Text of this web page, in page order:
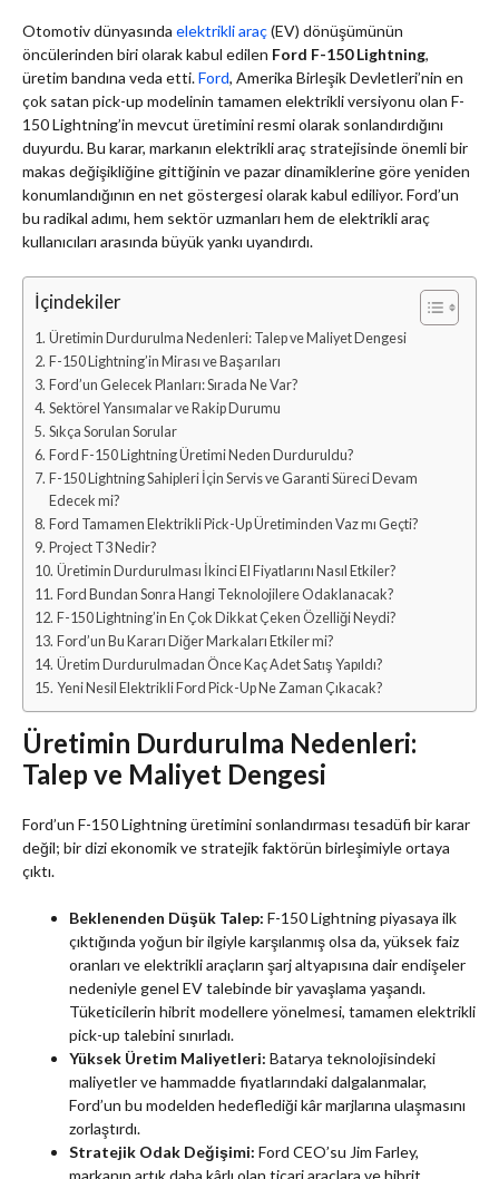
Otomotiv dünyasında elektrikli araç(EV) dönüşümünün
öncülerinden biri olarak kabul edilen Ford F-150 Lightning,
üretim bandına veda etti.Ford, Amerika Birleşik Devletleri’nin en
çok satan pick-up modelinin tamamen elektrikli versiyonu olan F-
150 Lightning’in mevcut üretimini resmi olarak sonlandırdığını
duyurdu. Bu karar, markanın elektrikli araç stratejisinde önemli bir
makas değişikliğine gittiğinin ve pazar dinamiklerine göre yeniden
konumlandığının en net göstergesi olarak kabul ediliyor. Ford’un
bu radikal adımı, hem sektör uzmanları hem de elektrikli araç
kullanıcıları arasında büyük yankı uyandırdı.
İçindekiler
Üretimin Durdurulma Nedenleri: Talep ve Maliyet Dengesi
F-150 Lightning’in Mirası ve Başarıları
Ford’un Gelecek Planları: Sırada Ne Var?
Sektörel Yansımalar ve Rakip Durumu
Sıkça Sorulan Sorular
Ford F-150 Lightning Üretimi Neden Durduruldu?
F-150 Lightning Sahipleri İçin Servis ve Garanti Süreci Devam
Edecek mi?
Ford Tamamen Elektrikli Pick-Up Üretiminden Vaz mı Geçti?
Project T3 Nedir?
Üretimin Durdurulması İkinci El Fiyatlarını Nasıl Etkiler?
Ford Bundan Sonra Hangi Teknolojilere Odaklanacak?
F-150 Lightning’in En Çok Dikkat Çeken Özelliği Neydi?
Ford’un Bu Kararı Diğer Markaları Etkiler mi?
Üretim Durdurulmadan Önce Kaç Adet Satış Yapıldı?
Yeni Nesil Elektrikli Ford Pick-Up Ne Zaman Çıkacak?
Üretimin Durdurulma Nedenleri:
Talep ve Maliyet Dengesi
Ford’un F-150 Lightning üretimini sonlandırması tesadüfi bir karar
değil; bir dizi ekonomik ve stratejik faktörün birleşimiyle ortaya
çıktı.
Beklenenden Düşük Talep: F-150 Lightning piyasaya ilk
çıktığında yoğun bir ilgiyle karşılanmış olsa da, yüksek faiz
oranları ve elektrikli araçların şarj altyapısına dair endişeler
nedeniyle genel EV talebinde bir yavaşlama yaşandı.
Tüketicilerin hibrit modellere yönelmesi, tamamen elektrikli
pick-up talebini sınırladı.
Yüksek Üretim Maliyetleri: Batarya teknolojisindeki
maliyetler ve hammadde fiyatlarındaki dalgalanmalar,
Ford’un bu modelden hedeflediği kâr marjlarına ulaşmasını
zorlaştırdı.
Stratejik Odak Değişimi: Ford CEO’su Jim Farley,